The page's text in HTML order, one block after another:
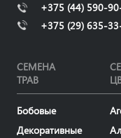
+375 (44) 590-
+375 (29) 635-
СЕМЕНА
ТРАВ
Бобовые
Декоративные